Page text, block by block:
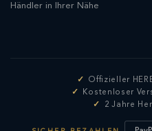
Händler in Ihrer Nähe
Offizieller
Kostenloser
2 Jahre